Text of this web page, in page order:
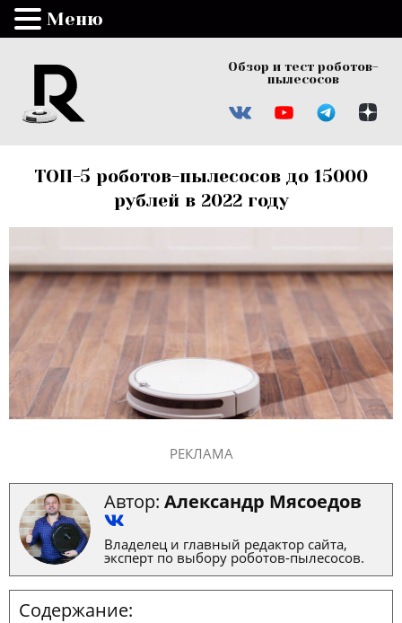
Обзор и тест роботов-
пылесосов
ТОП-5 роботов-пылесосов до 15000
рублей в 2022 году
РЕКЛАМА
Автор: Александр Мясоедов
Владелец и главный редактор сайта,
эксперт по выбору роботов-пылесосов.
Содержание:
Меню